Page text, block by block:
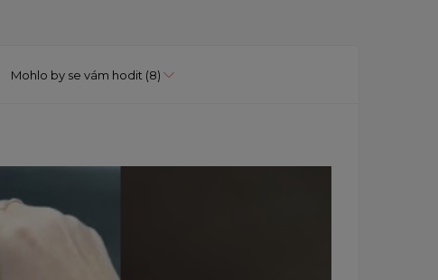
Mohlo by se vám hodit (8)